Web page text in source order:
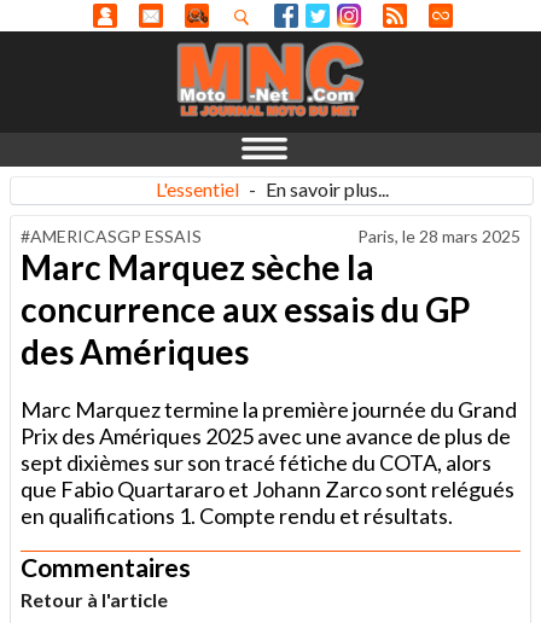
L'essentiel - En savoir plus...
#AMERICASGP ESSAIS Paris, le 28 mars 2025
Marc Marquez sèche la
concurrence aux essais du GP
des Amériques
Marc Marquez termine la première journée du Grand
Prix des Amériques 2025 avec une avance de plus de
sept dixièmes sur son tracé fétiche du COTA, alors
que Fabio Quartararo et Johann Zarco sont relégués
en qualifications 1. Compte rendu et résultats.
Commentaires
Retour à l'article